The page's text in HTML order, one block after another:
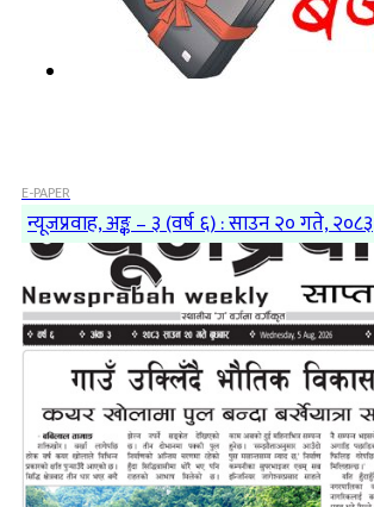
E-PAPER
न्यूजप्रवाह, अङ्क – ३ (वर्ष ६) : साउन २० गते, २०८३